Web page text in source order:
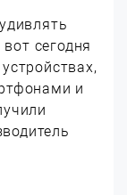
сегодня
и